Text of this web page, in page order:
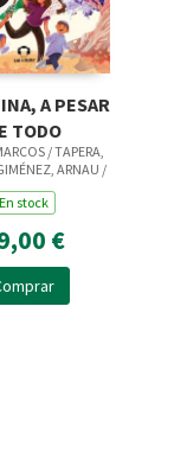
A PESAR
TODO
/ TAPERA,
ARNAU /
En stock
€